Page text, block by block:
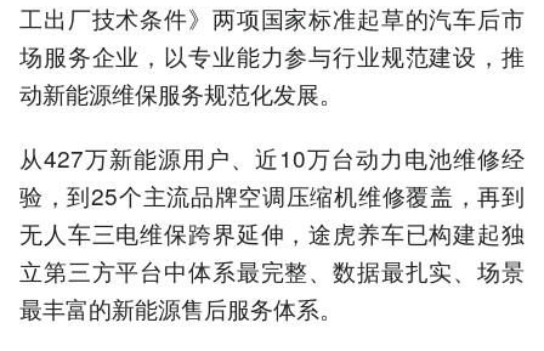
工出厂技术条件》两项国家标准起草的汽车后市
场服务企业，以专业能力参与行业规范建设，推
动新能源维保服务规范化发展。
从427万新能源用户、近10万台动力电池维修经
验，到25个主流品牌空调压缩机维修覆盖，再到
无人车三电维保跨界延伸，途虎养车已构建起独
立第三方平台中体系最完整、数据最扎实、场景
最丰富的新能源售后服务体系。